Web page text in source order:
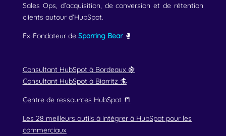
Sales Ops, d’acquisition, de conversion et de rétention
clients autour d’HubSpot.
Ex-Fondateur de Sparring Bear 🥊
Consultant HubSpot à Bordeaux 🍇
Consultant HubSpot à Biarritz 🏄
Centre de ressources HubSpot 📒
Les 28 meilleurs outils à intégrer à HubSpot pour les
commerciaux